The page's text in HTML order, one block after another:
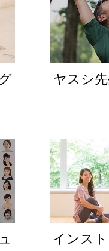
ヤスシ
インス